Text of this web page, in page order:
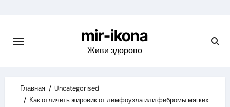
content
mir-ikona
Живи здорово
Главная
Uncategorised
Как отличить жировик от лимфоузла или фибромы мягких